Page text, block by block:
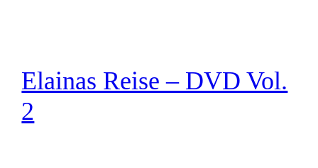
Elainas Reise – DVD Vol.
2